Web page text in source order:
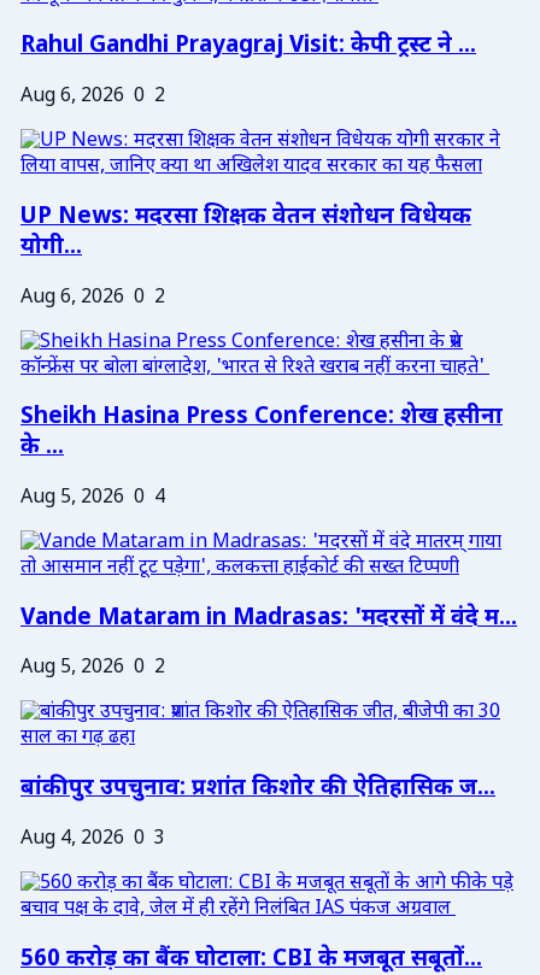
Rahul Gandhi Prayagraj Visit: केपी ट्रस्ट ने ...
Aug 6, 2026 0 2
UP News: मदरसा शिक्षक वेतन संशोधन विधेयक
योगी...
Aug 6, 2026 0 2
Sheikh Hasina Press Conference: शेख हसीना
के ...
Aug 5, 2026 0 4
Vande Mataram in Madrasas: 'मदरसों में वंदे म...
Aug 5, 2026 0 2
बांकीपुर उपचुनाव: प्रशांत किशोर की ऐतिहासिक ज...
Aug 4, 2026 0 3
560 करोड़ का बैंक घोटाला: CBI के मजबूत सबूतों...